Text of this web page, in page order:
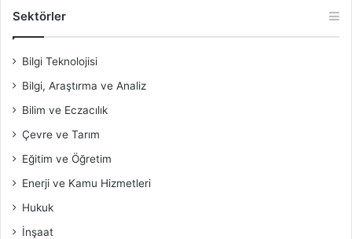
Sektörler
Bilgi Teknolojisi
Bilgi, Araştırma ve Analiz
Bilim ve Eczacılık
Çevre ve Tarım
Eğitim ve Öğretim
Enerji ve Kamu Hizmetleri
Hukuk
İnşaat